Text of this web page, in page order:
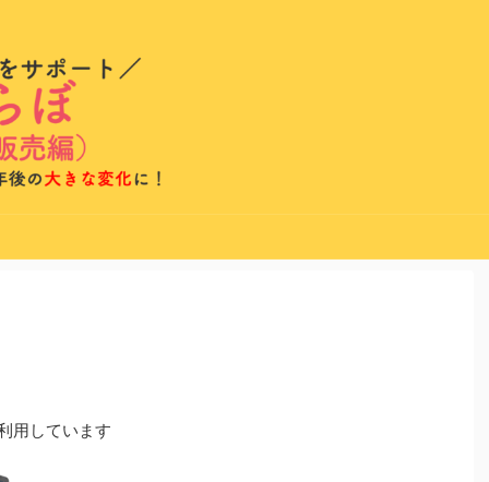
用しています